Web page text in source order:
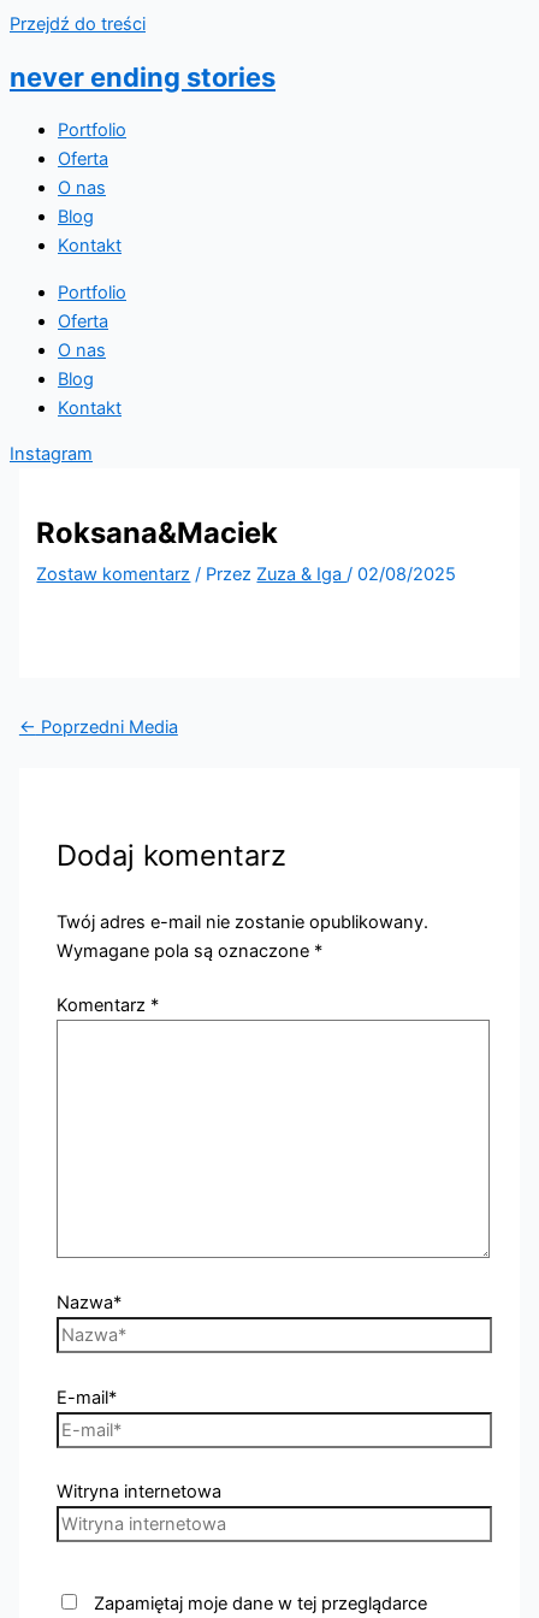
Przejdź do treści
never ending stories
Portfolio
Oferta
O nas
Blog
Kontakt
Portfolio
Oferta
O nas
Blog
Kontakt
Instagram
Roksana&Maciek
Zostaw komentarz / Przez Zuza & Iga/02/08/2025
← Poprzedni Media
Dodaj komentarz
Twój adres e-mail nie zostanie opublikowany.
Wymagane pola są oznaczone *
Komentarz *
Nazwa*
E-mail*
Witryna internetowa
Zapamiętaj moje dane w tej przeglądarce